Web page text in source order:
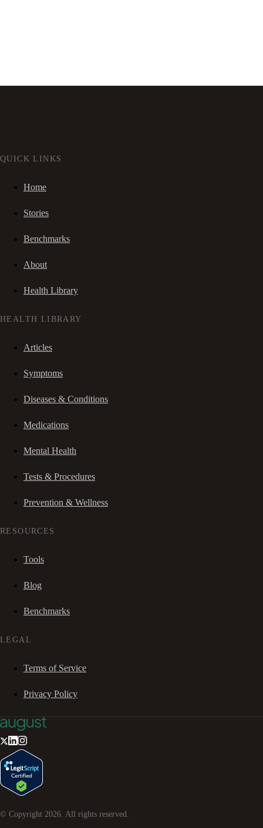
QUICK LINKS
Home
Stories
Benchmarks
About
Health Library
HEALTH LIBRARY
Articles
Symptoms
Diseases & Conditions
Medications
Mental Health
Tests & Procedures
Prevention & Wellness
RESOURCES
Tools
Blog
Benchmarks
LEGAL
Terms of Service
Privacy Policy
© Copyright 2026. All rights reserved.